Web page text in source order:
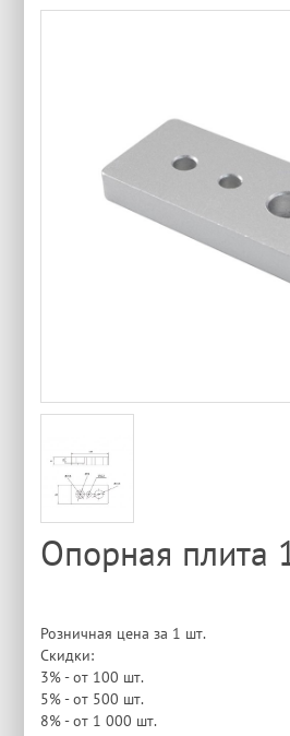
Опорная плита
Розничная цена за 1 шт.
Скидки:
3% - от 100 шт.
5% - от 500 шт.
8% - от 1 000 шт.